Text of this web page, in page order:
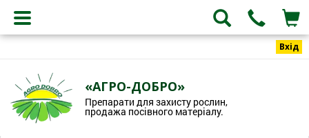
Вхід
«АГРО-ДОБРО»
Препарати для захисту рослин,
продажа посівного матеріалу.